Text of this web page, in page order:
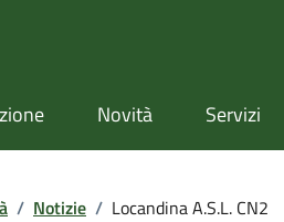
Novità Servizi
/ Notizie / Locandina A.S.L. CN2